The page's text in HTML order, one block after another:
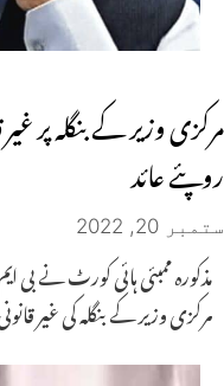
روپئے عائد
ستمبر 20, 2022
مذکورہ ممبئی ہائی کورٹ نے
مرکزی وزیر کے بنگلہ کی غیر